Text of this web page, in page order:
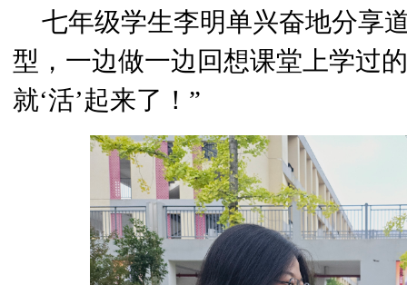
七年级学生李明单兴奋地分享
型，一边做一边回想课堂上学过
就‘活’起来了！”